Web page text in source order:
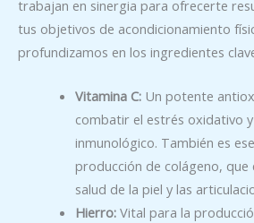
trabajan en sinergia para ofrecerte
tus objetivos de acondicionamiento
profundizamos en los ingredientes
Vitamina C:Un potente
combatir el estrés oxidativo
inmunológico. También es
producción de colágeno,
salud de la piel y las
Hierro:Vital para la